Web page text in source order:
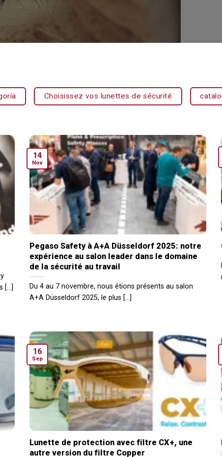
Choisissez vos lunettes de sécurité
[...]
Pegaso Safety à A+A Düsseldorf 2025: notre
expérience au salon leader dans le domaine
de la sécurité au travail
Du 4 au 7 novembre, nous étions présents au salon
A+A Düsseldorf 2025, le plus [...]
14
Nov
Lunette de protection avec filtre CX+, une
autre version du filtre Copper
16
Sep